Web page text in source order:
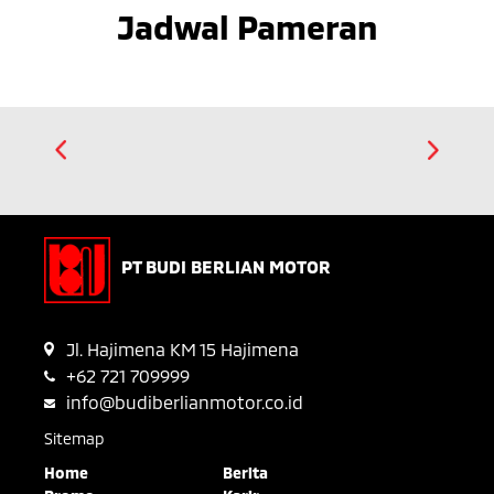
Jadwal Pameran
PT BUDI BERLIAN MOTOR
Jl. Hajimena KM 15 Hajimena
+62 721 709999
info@budiberlianmotor.co.id
Sitemap
Home
Berita